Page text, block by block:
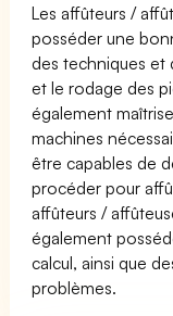
Les affûteurs /
posséder une
des techniques et
et le rodage des
également
machines
être capables de
procéder pour
affûteurs /
également
calcul, ainsi que
problèmes.